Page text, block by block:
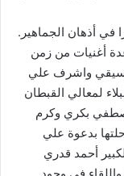
في أذهان الجماهير.
أغنيات من زمن
واشرف علي
لمعالي القبطان
بكري وكرم
بدعوة علي
أحمد قدري